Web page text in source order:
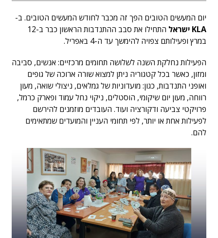
יום המעשים הטובים הפך זה מכבר לחודש המעשים הטובים. ב-
KLA ישראל
התחילו את סבב ההתנדבות הראשון כבר ב-12
במרץ ופעילותם צפויה להימשך עד ה-4 באפריל.
הפעילות נחלקת השנה לשלושה תחומים מרכזיים: אנשים, סביבה
ומזון, כאשר בכל קטגוריה ניתן למצוא שורה ארוכה של גופים
ואופני התנדבות, כגון: מועדוניות של גמלאים, ניצולי שואה, מעון
רווחה, מעון יום שיקומי, הוסטלים, ניקוי נחל עמוד ופארק כרמל,
פרויקטי צביעה ודקורציה ועוד. העובדים מוזמנים להירשם
לפעילות אחת או יותר, לפי תחומי העניין והמועדים שמתאימים
להם.